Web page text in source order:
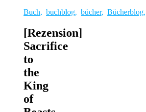
Buch, buchblog, bücher, Bücherblog,
[Rezension]
Sacrifice
to
the
King
of